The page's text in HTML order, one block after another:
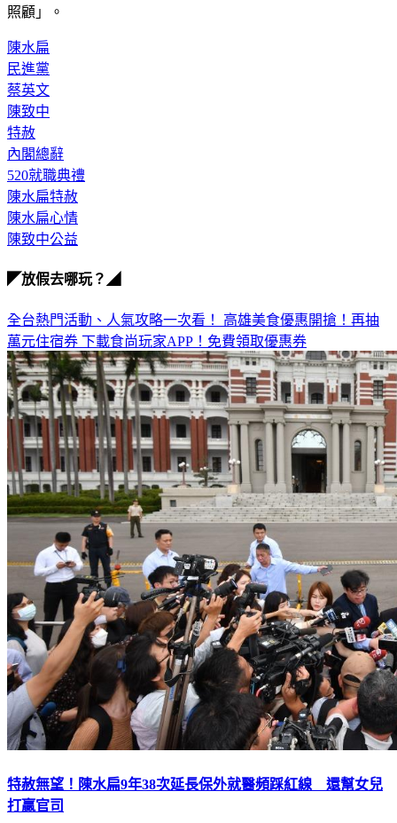
民進黨
蔡英文
陳致中
特赦
內閣總辭
520就職典禮
陳水扁特赦
陳水扁心情
陳致中公益
萬元住宿券下載食尚玩家APP！免費領取優惠券
打贏官司